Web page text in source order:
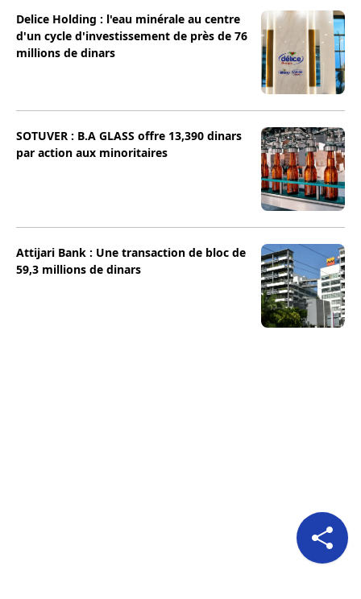
Delice Holding : l'eau minérale au centre
d'un cycle d'investissement de près de 76
millions de dinars
SOTUVER : B.A GLASS offre 13,390 dinars
par action aux minoritaires
Attijari Bank : Une transaction de bloc de
59,3 millions de dinars